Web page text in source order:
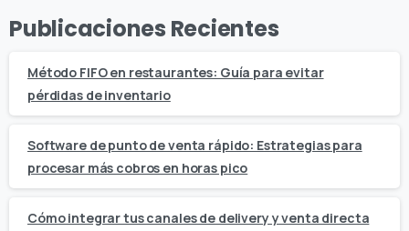
Publicaciones Recientes
Método FIFO en restaurantes: Guía para evitar
pérdidas de inventario
Software de punto de venta rápido: Estrategias para
procesar más cobros en horas pico
Cómo integrar tus canales de delivery y venta directa